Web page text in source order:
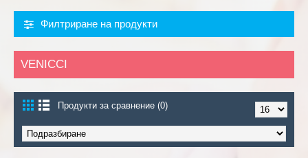
Филтриране на продукти
VENICCI
Продукти за сравнение (0)